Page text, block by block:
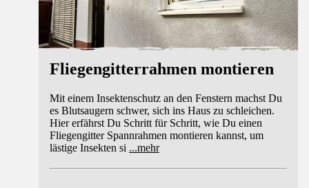
Fliegengitterrahmen montieren
Mit einem Insektenschutz an den Fenstern machst Du
es Blutsaugern schwer, sich ins Haus zu schleichen.
Hier erfährst Du Schritt für Schritt, wie Du einen
Fliegengitter Spannrahmen montieren kannst, um
lästige Insekten si ...mehr